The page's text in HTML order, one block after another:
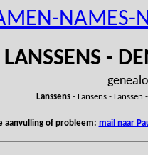
NAMES-
LANSSENS -
Lanssens- Lansens -
aanvulling of probleem: mail naar